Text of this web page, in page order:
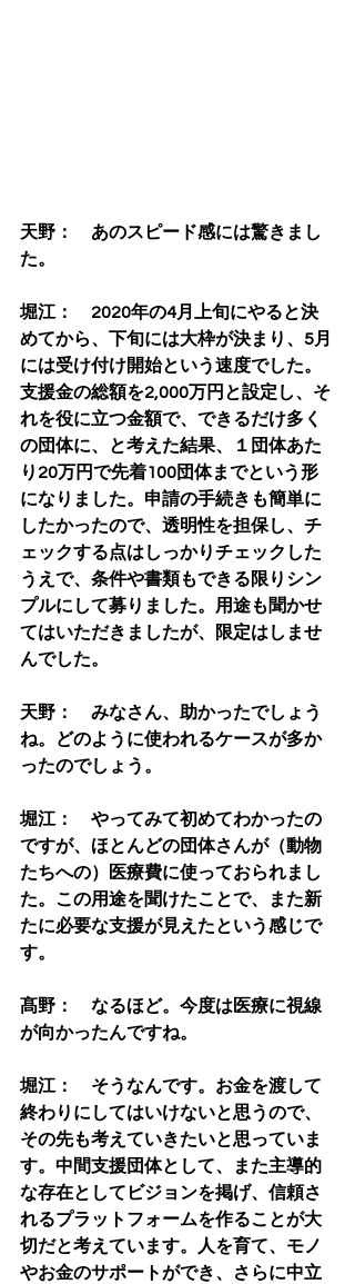
天野：　あのスピード感には驚きまし
た。
堀江：　2020年の4月上旬にやると決
めてから、下旬には大枠が決まり、5月
には受け付け開始という速度でした。
支援金の総額を2,000万円と設定し、そ
れを役に立つ金額で、できるだけ多く
の団体に、と考えた結果、１団体あた
り20万円で先着100団体までという形
になりました。申請の手続きも簡単に
したかったので、透明性を担保し、チ
ェックする点はしっかりチェックした
うえで、条件や書類もできる限りシン
プルにして募りました。用途も聞かせ
てはいただきましたが、限定はしませ
んでした。
天野：　みなさん、助かったでしょう
ね。どのように使われるケースが多か
ったのでしょう。
堀江：　やってみて初めてわかったの
ですが、ほとんどの団体さんが（動物
たちへの）医療費に使っておられまし
た。この用途を聞けたことで、また新
たに必要な支援が見えたという感じで
す。
髙野：　なるほど。今度は医療に視線
が向かったんですね。
堀江：　そうなんです。お金を渡して
終わりにしてはいけないと思うので、
その先も考えていきたいと思っていま
す。中間支援団体として、また主導的
な存在としてビジョンを掲げ、信頼さ
れるプラットフォームを作ることが大
切だと考えています。人を育て、モノ
やお金のサポートができ、さらに中立